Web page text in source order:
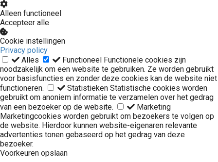
Alleen functioneel
Accepteer alle
Cookie instellingen
Privacy policy
Alles
Functioneel Functionele cookies zijn
noodzakelijk om een website te gebruiken. Ze worden gebruikt
voor basisfuncties en zonder deze cookies kan de website niet
functioneren.
Statistieken Statistische cookies worden
gebruikt om anoniem informatie te verzamelen over het gedrag
van een bezoeker op de website.
Marketing
Marketingcookies worden gebruikt om bezoekers te volgen op
de website. Hierdoor kunnen website-eigenaren relevante
advertenties tonen gebaseerd op het gedrag van deze
bezoeker.
Voorkeuren opslaan